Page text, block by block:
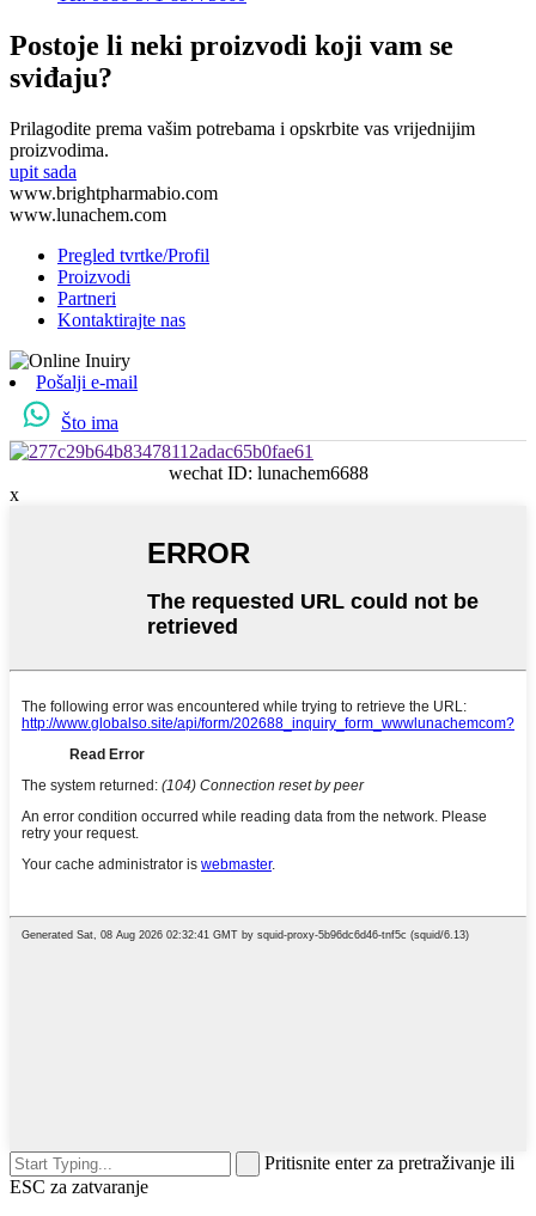
Postoje li neki proizvodi koji vam se
sviđaju?
Prilagodite prema vašim potrebama i opskrbite vas vrijednijim
proizvodima.
upit sada
www.brightpharmabio.com
www.lunachem.com
Pregled tvrtke/Profil
Proizvodi
Partneri
Kontaktirajte nas
Pošalji e-mail
Što ima
wechat ID: lunachem6688
x
Pritisnite enter za pretraživanje ili
ESC za zatvaranje